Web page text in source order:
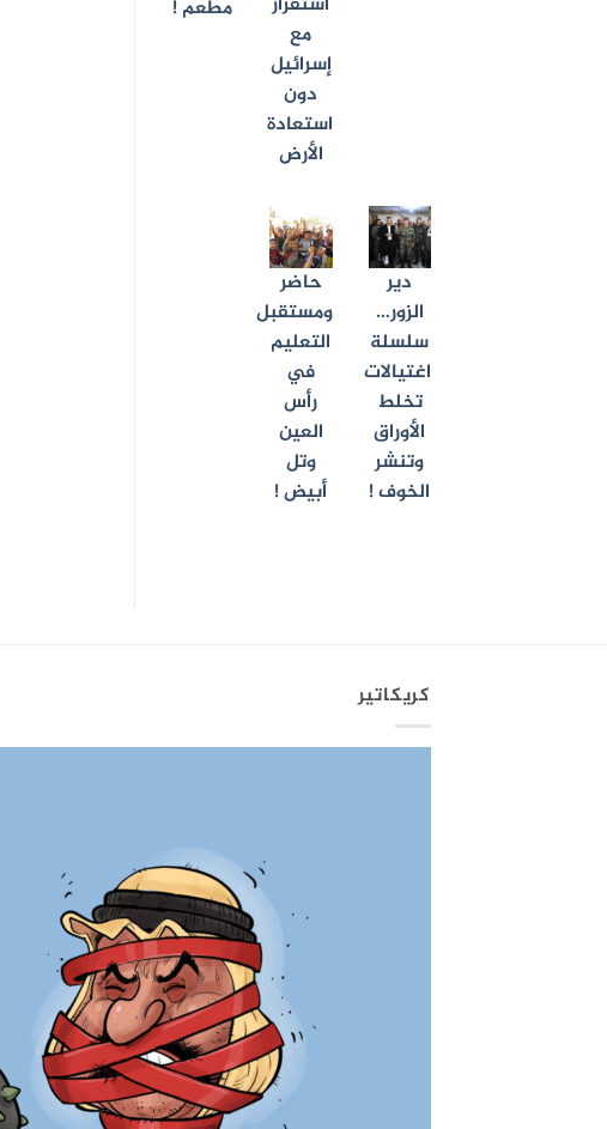
مع
إسرائيل
دون
استعادة
الأرض
مطعم !
دير
الزور…
سلسلة
اغتيالات
تخلط
الأوراق
وتنشر
الخوف !
حاضر
ومستقبل
التعليم
في
رأس
العين
وتل
أبيض !
كريكاتير